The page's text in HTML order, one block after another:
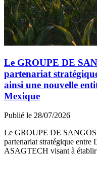
Le GROUPE DE
partenariat
ainsi une nouvelle
Mexique
Publié le 28/07/2026
Le GROUPE DE
partenariat stratégique
ASAGTECH visant à